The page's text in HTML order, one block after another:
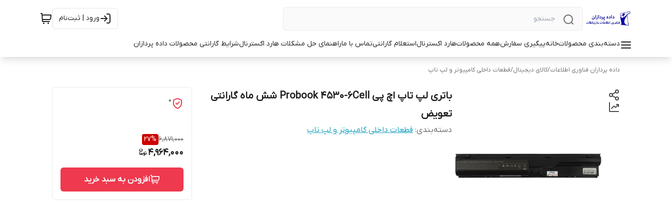
ورود | ثبت‌نام
دسته‌بندی محصولاتخانهپیگیری سفارشهمه محصولاتهارد اکسترنالاستعلام گارانتیتماس با ماراهنمای حل مشکلات هارد اکسترنالشرایط گارانتی محصولات داده پردازان
داده پردازان فناوری اطلاعات/کالای دیجیتال/قطعات داخلی کامپیوتر و لپ تاپ
باتری لپ تاپ اچ پی Probook 4530-6Cell شش ماه گارانتی
تعویض
دسته‌بندی: قطعات داخلی کامپیوتر و لپ تاپ
0
6,871,000
27%
4,964,000
افزودن به سبد خرید